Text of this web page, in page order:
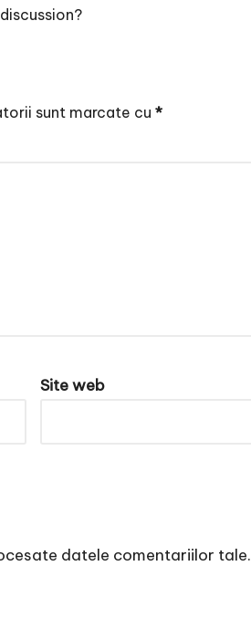
sunt marcate cu *
Site web
datele comentariilor tale.